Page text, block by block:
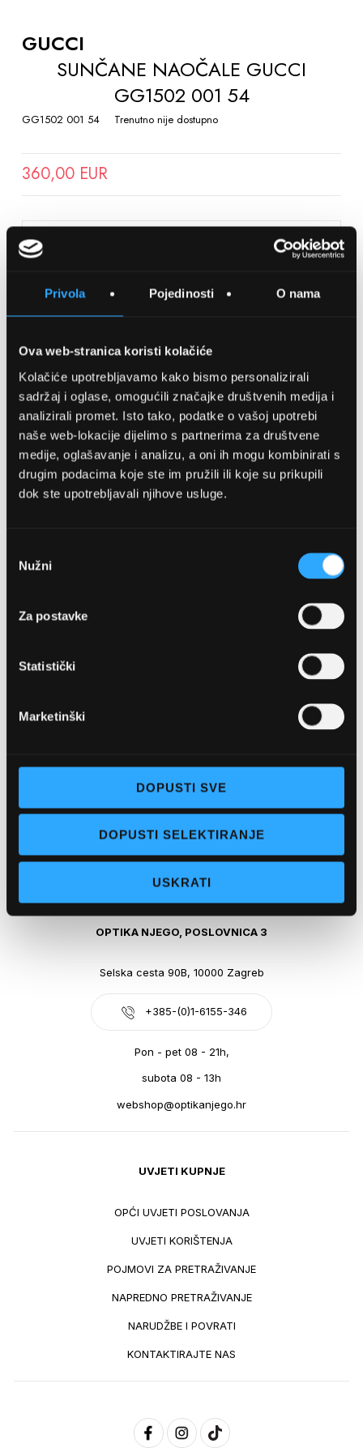
Privola Pojedinosti O nama
Ova web-stranica koristi kolačiće
Kolačiće upotrebljavamo kako bismo personalizirali
sadržaj i oglase, omogućili značajke društvenih medija i
analizirali promet. Isto tako, podatke o vašoj upotrebi
naše web-lokacije dijelimo s partnerima za društvene
medije, oglašavanje i analizu, a oni ih mogu kombinirati s
drugim podacima koje ste im pružili ili koje su prikupili
dok ste upotrebljavali njihove usluge.
pristanka
Nužni
Za postavke
Statistički
Marketinški
DOPUSTI SVE
DOPUSTI SELEKTIRANJE
USKRATI
THE
BEGINNING
GALLERY
GUCCI
SUNČANE NAOČALE GUCCI
GG1502 001 54
GG1502 001 54 Trenutno nije dostupno
360,00 EUR
SPREMITE NA LISTU ŽELJA
Detalji
OPTIKA NJEGO, POSLOVNICA 1
Pon - pet: 07 - 21h,
Sub: 07-21h
webshop@optikanjego.hr
OPTIKA NJEGO, POSLOVNICA 3
Selska cesta 90B, 10000 Zagreb
+385-(0)1-6155-346
Pon - pet 08 - 21h,
subota 08 - 13h
webshop@optikanjego.hr
UVJETI KUPNJE
OPĆI UVJETI POSLOVANJA
UVJETI KORIŠTENJA
POJMOVI ZA PRETRAŽIVANJE
NAPREDNO PRETRAŽIVANJE
NARUDŽBE I POVRATI
KONTAKTIRAJTE NAS